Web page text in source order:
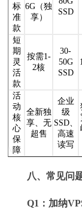
标
准
款
6G（独
享）
SSD
短
期
灵
活
款
按需1-
2核
30-
50G
SSD
活
动
核
心
保
障
全新独
享、无
超售
企业
级
SSD、
高速
读写
八、常见问
Q1：加纳